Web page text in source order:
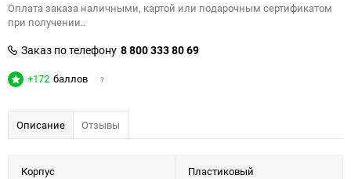
Оплата заказа наличными, картой или подарочным сертификатом
при получении..
Заказ по телефону 8 800 333 80 69
+172 баллов ?
Описание Отзывы
Корпус Пластиковый